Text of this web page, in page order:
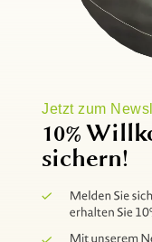
Jetzt zum
10%
sichern!